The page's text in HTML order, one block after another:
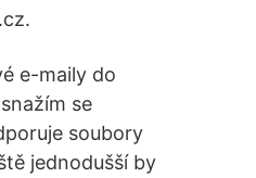
e-maily do
se
soubory
jednodušší by